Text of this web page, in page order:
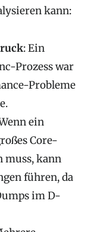
kann:
: Ein
Prozess war
Probleme
ein
Core-
muss, kann
führen, da
im D-